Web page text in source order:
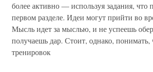
более активно — используя задания, что
первом разделе. Идеи могут прийти во
Мысль идет за мыслью, и не успеешь
получаешь дар. Стоит, однако, понимать,
тренировок